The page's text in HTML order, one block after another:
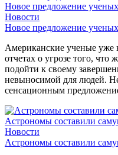
Новое предложение
Новости
Новое предложение
Американские ученые уже
отчетах о угрозе того, что
подойти к своему
невыносимой для людей.
сенсационным
Астрономы составили
Новости
Астрономы составили